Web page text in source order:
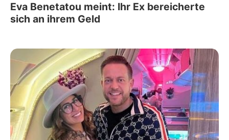
Eva Benetatou meint: Ihr Ex bereicherte
sich an ihrem Geld